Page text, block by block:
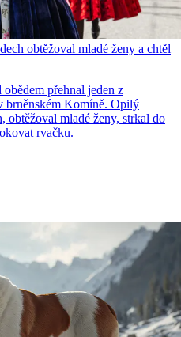
obtěžoval mladé ženy a chtěl
přehnal jeden z
brněnském Komíně. Opilý
mladé ženy, strkal do
rvačku.